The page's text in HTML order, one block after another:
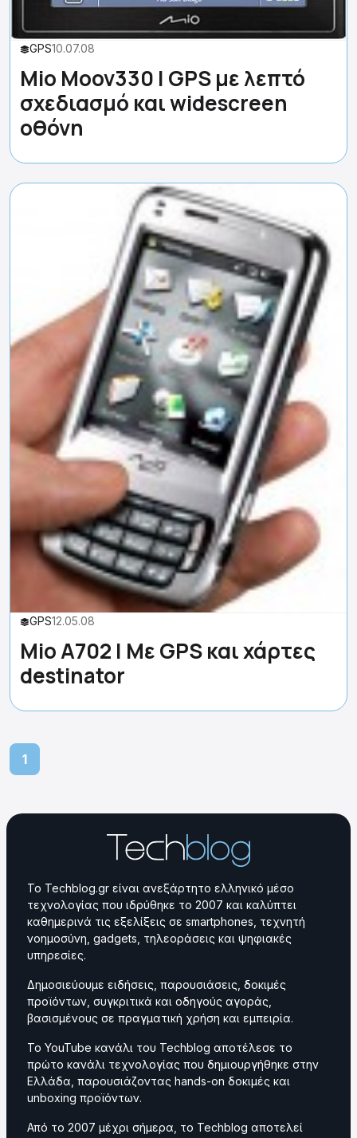
GPS10.07.08
Mio Moov330 | GPS με λεπτό
σχεδιασμό και widescreen
οθόνη
GPS12.05.08
Μio Α702 | Με GPS και χάρτες
destinator
1
Το Techblog.gr είναι ανεξάρτητο ελληνικό μέσο
τεχνολογίας που ιδρύθηκε το 2007 και καλύπτει
καθημερινά τις εξελίξεις σε smartphones, τεχνητή
νοημοσύνη, gadgets, τηλεοράσεις και ψηφιακές
υπηρεσίες.
Δημοσιεύουμε ειδήσεις, παρουσιάσεις, δοκιμές
προϊόντων, συγκριτικά και οδηγούς αγοράς,
βασισμένους σε πραγματική χρήση και εμπειρία.
Το YouTube κανάλι του Techblog αποτέλεσε το
πρώτο κανάλι τεχνολογίας που δημιουργήθηκε στην
Ελλάδα, παρουσιάζοντας hands-on δοκιμές και
unboxing προϊόντων.
Από το 2007 μέχρι σήμερα, το Techblog αποτελεί